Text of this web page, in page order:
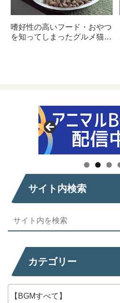
嗜好性の高いフード・おやつ
を知ってしまったグルメ猫の
サイト内検索
カテゴリー
【BGMすべて】